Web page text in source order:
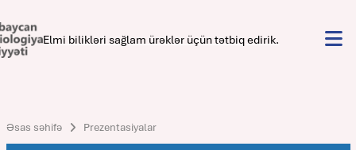
Elmi bilikləri sağlam ürəklər üçün tətbiq edirik.
Əsas səhifə Prezentasiyalar